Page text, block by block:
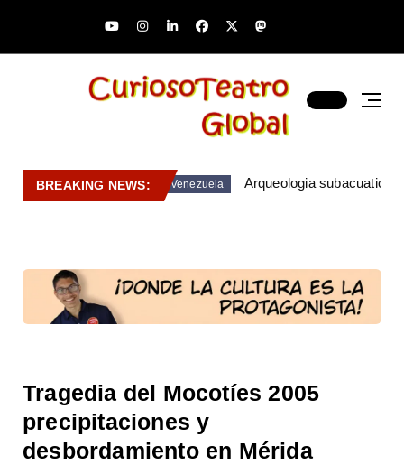
BREAKING NEWS: Venezuela Arqueologia subacuatica
Tragedia del Mocotíes 2005
precipitaciones y
desbordamiento en Mérida